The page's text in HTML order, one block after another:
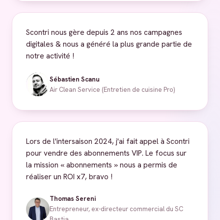
Scontri nous gère depuis 2 ans nos campagnes
digitales & nous a généré la plus grande partie de
notre activité !
Sébastien Scanu
Air Clean Service (Entretien de cuisine Pro)
Lors de l'intersaison 2024, j'ai fait appel à Scontri
pour vendre des abonnements VIP. Le focus sur
la mission « abonnements » nous a permis de
réaliser un ROI x7, bravo !
Thomas Sereni
Entrepreneur, ex-directeur commercial du SC